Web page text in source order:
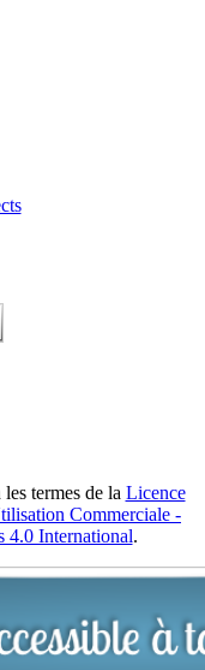
termes de la Licence
Commerciale -
4.0 International.